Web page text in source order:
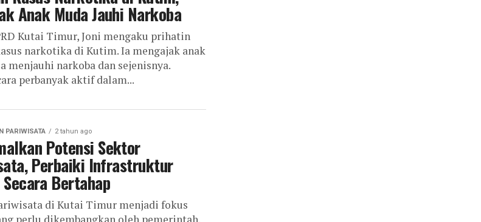
Anak Muda Jauhi Narkoba
Kutai Timur, Joni mengaku prihatin
narkotika di Kutim. Ia mengajak anak
menjauhi narkoba dan sejenisnya.
perbanyak aktif dalam...
PARIWISATA 2 tahun ago
Potensi Sektor
Perbaiki Infrastruktur
Bertahap
di Kutai Timur menjadi fokus
perlu dikembangkan oleh pemerintah.